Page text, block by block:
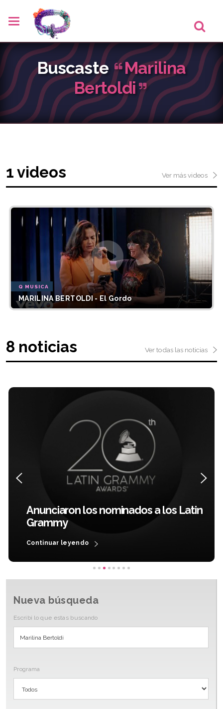
Buscaste
Marilina
Bertoldi
1 videos Ver más videos
Q MUSICA
MARILINA BERTOLDI - El Gordo
8 noticias Ver todas las noticias
Anunciaron los nominados a los Latin
Grammy
Continuar leyendo
Nueva búsqueda
Escribi lo que estas buscando
Programa